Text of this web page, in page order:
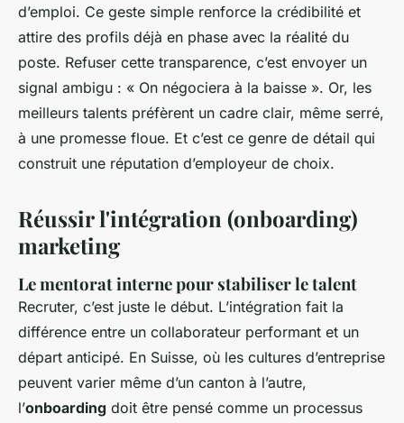
d’emploi. Ce geste simple renforce la crédibilité et
attire des profils déjà en phase avec la réalité du
poste. Refuser cette transparence, c’est envoyer un
signal ambigu : « On négociera à la baisse ». Or, les
meilleurs talents préfèrent un cadre clair, même serré,
à une promesse floue. Et c’est ce genre de détail qui
construit une réputation d’employeur de choix.
Réussir l'intégration (onboarding)
marketing
Le mentorat interne pour stabiliser le talent
Recruter, c’est juste le début. L’intégration fait la
différence entre un collaborateur performant et un
départ anticipé. En Suisse, où les cultures d’entreprise
peuvent varier même d’un canton à l’autre,
l’onboarding doit être pensé comme un processus